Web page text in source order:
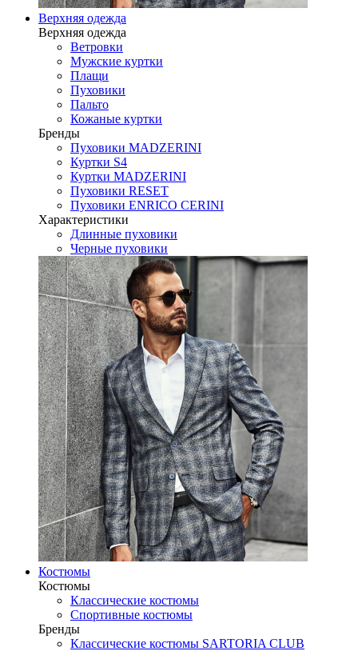
Верхняя одежда
Верхняя одежда
Ветровки
Мужские куртки
Плащи
Пуховики
Пальто
Кожаные куртки
Бренды
Пуховики MADZERINI
Куртки S4
Куртки MADZERINI
Пуховики RESET
Пуховики ENRICO CERINI
Характеристики
Длинные пуховики
Черные пуховики
Костюмы
Костюмы
Классические костюмы
Спортивные костюмы
Бренды
Классические костюмы SARTORIA CLUB